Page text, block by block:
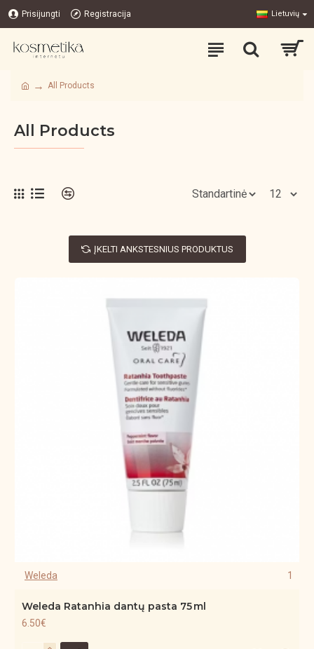
Prisijungti Registracija Lietuvių
All Products
All Products
ĮKELTI ANKSTESNIUS PRODUKTUS
Weleda 1
Weleda Ratanhia dantų pasta 75 ml
6.50€